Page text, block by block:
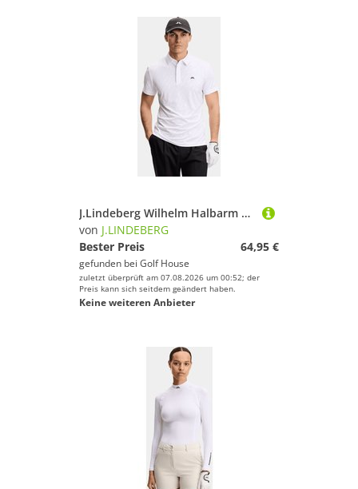
J.Lindeberg Wilhelm Halbarm Polo weiß
von J.LINDEBERG
Bester Preis
64,95 €
gefunden bei Golf House
zuletzt überprüft am 07.08.2026 um 00:52; der
Preis kann sich seitdem geändert haben.
Keine weiteren Anbieter